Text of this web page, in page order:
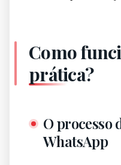
Como
prática?
O processo
WhatsApp